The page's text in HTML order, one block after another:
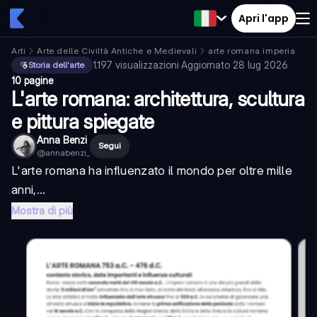
Apri l'app
Arti Arte delle Civiltà Antiche e Medievali
arte romana imperiale
Storia dell'arte
1.197 visualizzazioni·Aggiornato 28 lug 2026·
10 pagine
L'arte romana: architettura, scultura
e pittura spiegate
Anna Benzi
@annabenzi_
Segui
L'arte romana ha influenzato il mondo per oltre mille
anni,...
Mostra di più